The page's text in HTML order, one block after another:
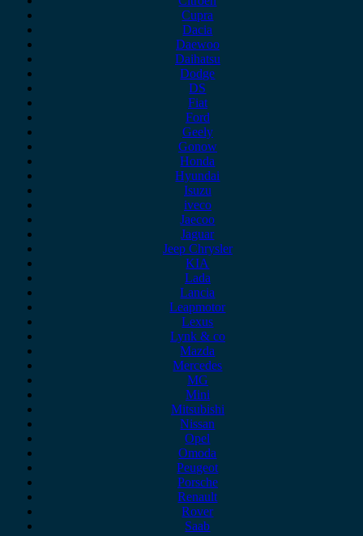
Cupra
Dacia
Daewoo
Daihatsu
Dodge
DS
Fiat
Ford
Geely
Gonow
Honda
Hyundai
Isuzu
iveco
Jaecoo
Jaguar
Jeep Chrysler
KIA
Lada
Lancia
Leapmotor
Lexus
Lynk & co
Mazda
Mercedes
MG
Mini
Mitsubishi
Nissan
Opel
Omoda
Peugeot
Porsche
Renault
Rover
Saab